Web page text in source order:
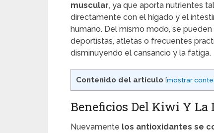
muscular, ya que aporta nutrientes
directamente con el hígado y el
humano. Del mismo modo, se
deportistas, atletas o frecuentes
disminuyendo el cansancio y la fatiga.
Contenido del artículo [mostrar
Beneficios Del Kiwi Y La
Nuevamente los antioxidantes se